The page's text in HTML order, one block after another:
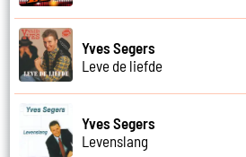
Yves Segers
Leve de liefde
Yves Segers
Levenslang